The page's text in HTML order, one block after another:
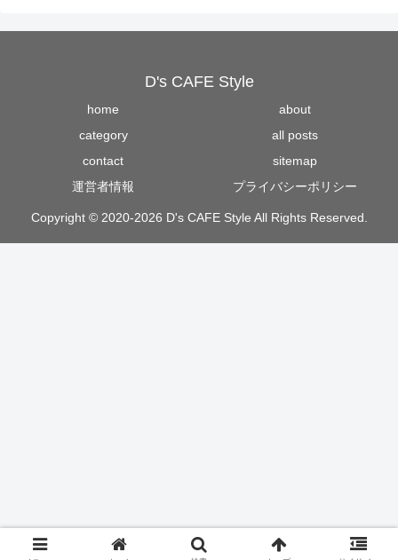
D's CAFE Style
home
about
category
all posts
contact
sitemap
運営者情報
プライバシーポリシー
Copyright © 2020-2026 D's CAFE Style All Rights Reserved.